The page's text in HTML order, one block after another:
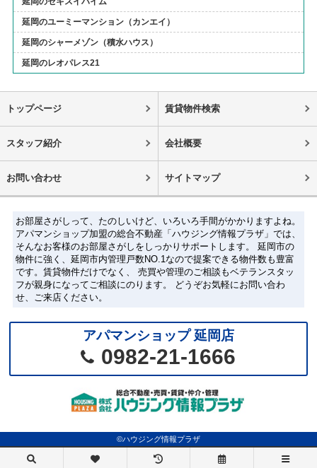
延岡のユーミーマンション（カンエイ）
延岡のシャーメゾン（積水ハウス）
延岡のレオパレス21
トップページ 賃貸物件検索
スタッフ紹介 会社概要
お問い合わせ サイトマップ
お部屋さがしって、たのしいけど、いろいろ手間がかかりますよね。
アパマンショップ加盟の総合不動産「ハウジング情報プラザ」では、
そんなお客様のお部屋さがしをしっかりサポートします。 延岡市の
物件に強く、延岡市内管理戸数NO.1なので提案できる物件数も豊富
です。賃貸物件だけでなく、 売買や管理のご相談もベテランスタッ
フが親身になってご相談にのります。 どうぞお気軽にお問い合わ
せ、ご来店ください。
アパマンショップ 延岡店
0982-21-1666
©ハウジング情報プラザ